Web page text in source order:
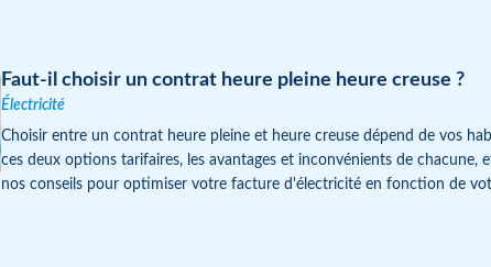
Faut-il choisir un contrat heure pleine heure creuse ?
Électricité
Choisir entre un contrat heure pleine et heure creuse dépend de vos
ces deux options tarifaires, les avantages et inconvénients de
nos conseils pour optimiser votre facture d'électricité en fonction de